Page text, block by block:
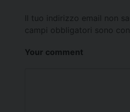
Il tuo indirizzo email non
campi obbligatori sono
Your comment